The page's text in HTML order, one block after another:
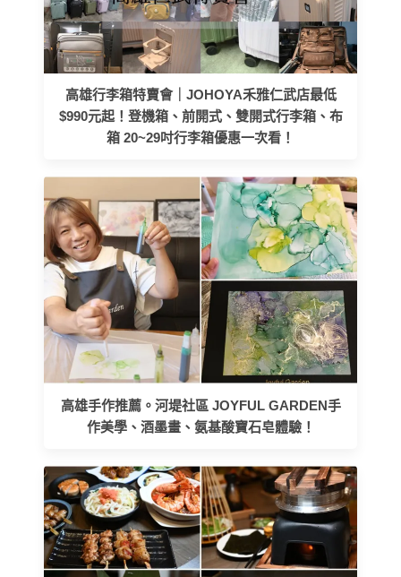
高雄行李箱特賣會｜JOHOYA禾雅仁武店最低
$990元起！登機箱、前開式、雙開式行李箱、布
箱 20~29吋行李箱優惠一次看！
高雄手作推薦。河堤社區 JOYFUL GARDEN手
作美學、酒墨畫、氨基酸寶石皂體驗！